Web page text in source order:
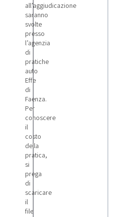
all’aggiudicazione
saranno
svolte
presso
l’agenzia
di
pratiche
auto
Effe
di
Faenza.
Per
conoscere
il
costo
della
pratica,
si
prega
di
scaricare
il
file